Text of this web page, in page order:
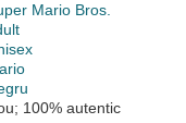
Mario Bros.
100% autentic